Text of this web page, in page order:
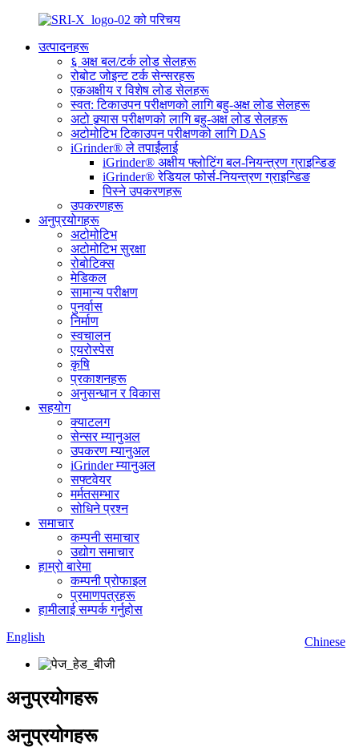
उत्पादनहरू
६ अक्ष बल/टर्क लोड सेलहरू
रोबोट जोइन्ट टर्क सेन्सरहरू
एकअक्षीय र विशेष लोड सेलहरू
स्वत: टिकाउपन परीक्षणको लागि बहु-अक्ष लोड सेलहरू
अटो क्र्यास परीक्षणको लागि बहु-अक्ष लोड सेलहरू
अटोमोटिभ टिकाउपन परीक्षणको लागि DAS
iGrinder® ले तपाईंलाई
iGrinder® अक्षीय फ्लोटिंग बल-नियन्त्रण ग्राइन्डिङ
iGrinder® रेडियल फोर्स-नियन्त्रण ग्राइन्डिङ
पिस्ने उपकरणहरू
उपकरणहरू
अनुप्रयोगहरू
अटोमोटिभ
अटोमोटिभ सुरक्षा
रोबोटिक्स
मेडिकल
सामान्य परीक्षण
पुनर्वास
निर्माण
स्वचालन
एयरोस्पेस
कृषि
प्रकाशनहरू
अनुसन्धान र विकास
सहयोग
क्याटलग
सेन्सर म्यानुअल
उपकरण म्यानुअल
iGrinder म्यानुअल
सफ्टवेयर
मर्मतसम्भार
सोधिने प्रश्न
समाचार
कम्पनी समाचार
उद्योग समाचार
हाम्रो बारेमा
कम्पनी प्रोफाइल
प्रमाणपत्रहरू
हामीलाई सम्पर्क गर्नुहोस
Chinese
English
अनुप्रयोगहरू
अनुप्रयोगहरू